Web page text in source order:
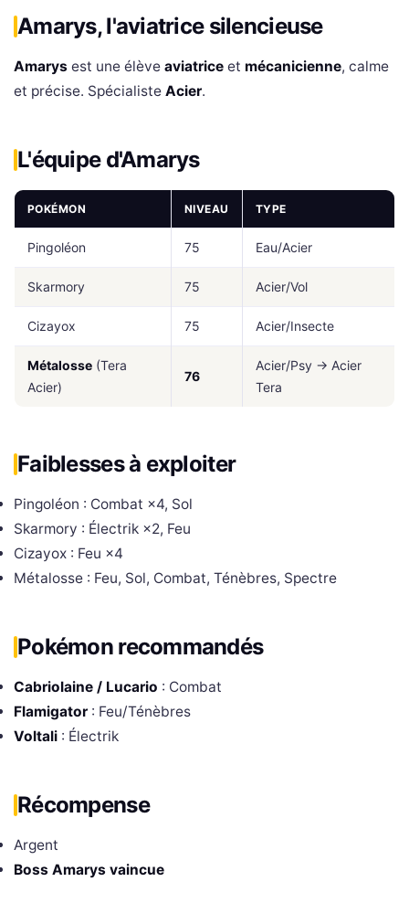
Amarys, l'aviatrice silencieuse
Amarys est une élève aviatrice et mécanicienne, calme
et précise. Spécialiste Acier.
L'équipe d'Amarys
POKÉMON NIVEAU TYPE
Pingoléon 75 Eau/Acier
Skarmory 75 Acier/Vol
Cizayox 75 Acier/Insecte
Métalosse (Tera
Acier)
76
Acier/Psy → Acier
Tera
Faiblesses à exploiter
Pingoléon : Combat ×4, Sol
Skarmory : Électrik ×2, Feu
Cizayox : Feu ×4
Métalosse : Feu, Sol, Combat, Ténèbres, Spectre
Pokémon recommandés
Cabriolaine / Lucario : Combat
Flamigator : Feu/Ténèbres
Voltali : Électrik
Récompense
Argent
Boss Amarys vaincue